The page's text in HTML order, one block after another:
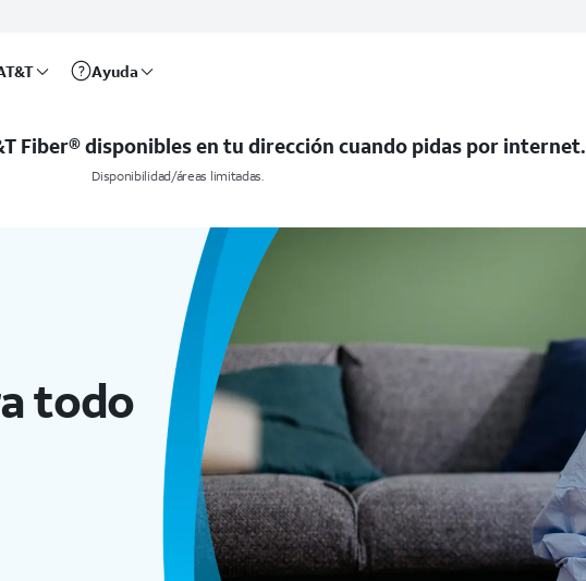
Ayuda
Fiber® disponibles en tu dirección cuando pidas por internet.
Disponibilidad/áreas limitadas.
todo